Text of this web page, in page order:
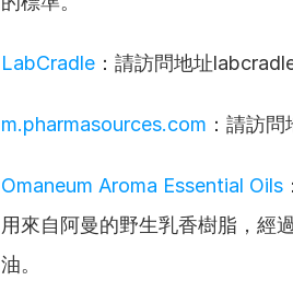
LabCradle ：請訪問地址
m.pharmasources.com ：請訪
Omaneum Aroma Essential Oils
用來自阿曼的野生乳香樹脂，經
油。